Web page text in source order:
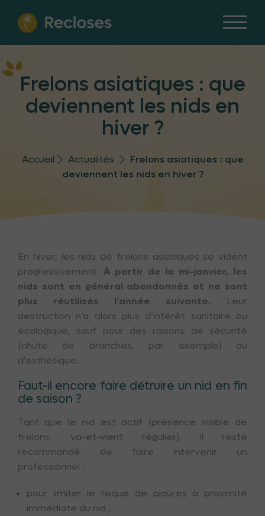
Frelons asiatiques : que
deviennent les nids en
hiver ?
Accueil Actualités
Frelons asiatiques : que
deviennent les nids en hiver ?
En hiver, les nids de frelons asiatiques se vident
progressivement. À partir de la mi-janvier, les
nids sont en général abandonnés et ne sont
plus réutilisés l’année suivante. Leur
destruction n’a alors plus d’intérêt sanitaire ou
écologique, sauf pour des raisons de sécurité
(chute de branches, par exemple) ou
d’esthétique.
Faut-il encore faire détruire un nid en fin
de saison ?
Tant que le nid est actif (présence visible de
frelons, va-et-vient régulier), il reste
recommandé de faire intervenir un
professionnel :
pour limiter le risque de piqûres à proximité
immédiate du nid ;